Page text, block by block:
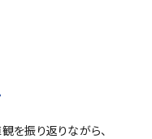
を振り返りながら、